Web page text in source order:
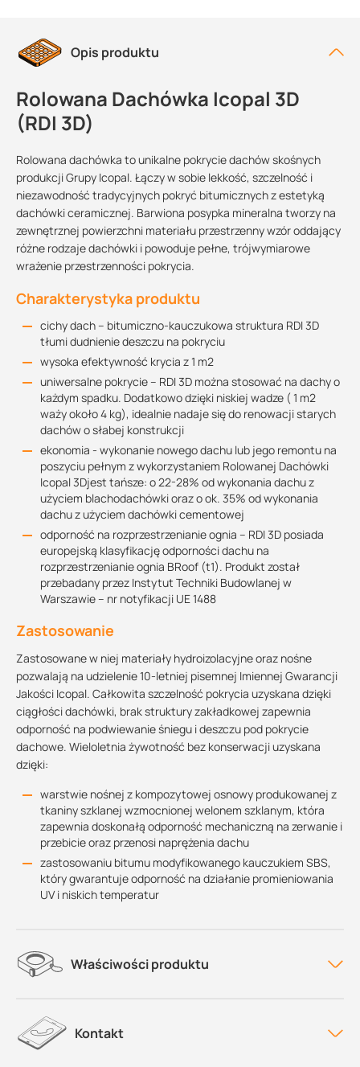
Opis produktu
Rolowana Dachówka Icopal 3D
(RDI 3D)
Rolowana dachówka to unikalne pokrycie dachów skośnych
produkcji Grupy Icopal. Łączy w sobie lekkość, szczelność i
niezawodność tradycyjnych pokryć bitumicznych z estetyką
dachówki ceramicznej. Barwiona posypka mineralna tworzy na
zewnętrznej powierzchni materiału przestrzenny wzór oddający
różne rodzaje dachówki i powoduje pełne, trójwymiarowe
wrażenie przestrzenności pokrycia.
Charakterystyka produktu
cichy dach – bitumiczno-kauczukowa struktura RDI 3D
tłumi dudnienie deszczu na pokryciu
wysoka efektywność krycia z 1 m2
uniwersalne pokrycie – RDI 3D można stosować na dachy o
każdym spadku. Dodatkowo dzięki niskiej wadze ( 1 m2
waży około 4 kg), idealnie nadaje się do renowacji starych
dachów o słabej konstrukcji
ekonomia - wykonanie nowego dachu lub jego remontu na
poszyciu pełnym z wykorzystaniem Rolowanej Dachówki
Icopal 3Djest tańsze: o 22-28% od wykonania dachu z
użyciem blachodachówki oraz o ok. 35% od wykonania
dachu z użyciem dachówki cementowej
odporność na rozprzestrzenianie ognia – RDI 3D posiada
europejską klasyfikację odporności dachu na
rozprzestrzenianie ognia BRoof (t1). Produkt został
przebadany przez Instytut Techniki Budowlanej w
Warszawie – nr notyfikacji UE 1488
Zastosowanie
Zastosowane w niej materiały hydroizolacyjne oraz nośne
pozwalają na udzielenie 10-letniej pisemnej Imiennej Gwarancji
Jakości Icopal. Całkowita szczelność pokrycia uzyskana dzięki
ciągłości dachówki, brak struktury zakładkowej zapewnia
odporność na podwiewanie śniegu i deszczu pod pokrycie
dachowe. Wieloletnia żywotność bez konserwacji uzyskana
dzięki:
warstwie nośnej z kompozytowej osnowy produkowanej z
tkaniny szklanej wzmocnionej welonem szklanym, która
zapewnia doskonałą odporność mechaniczną na zerwanie i
przebicie oraz przenosi naprężenia dachu
zastosowaniu bitumu modyfikowanego kauczukiem SBS,
który gwarantuje odporność na działanie promieniowania
UV i niskich temperatur
Właściwości produktu
Kontakt